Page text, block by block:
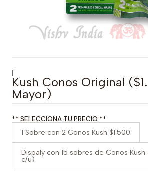
|
Kush Conos Original
Mayor)
** SELECCIONA TU PRECIO **
1 Sobre con 2 Conos Kush $1.500
Dispaly con 15 sobres de Conos Kush
c/u)